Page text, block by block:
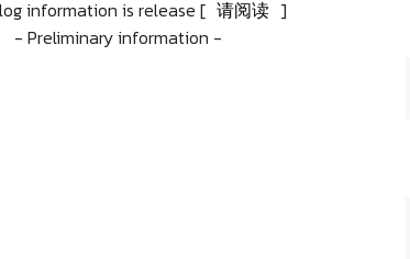
information is release [ 请阅读 ]
- Preliminary information -